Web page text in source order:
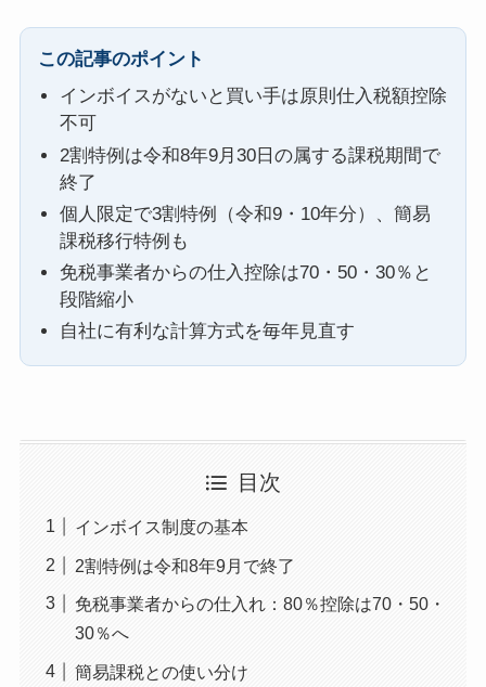
この記事のポイント
インボイスがないと買い手は原則仕入税額控除
不可
2割特例は令和8年9月30日の属する課税期間で
終了
個人限定で3割特例（令和9・10年分）、簡易
課税移行特例も
免税事業者からの仕入控除は70・50・30％と
段階縮小
自社に有利な計算方式を毎年見直す
目次
インボイス制度の基本
2割特例は令和8年9月で終了
免税事業者からの仕入れ：80％控除は70・50・
30％へ
簡易課税との使い分け